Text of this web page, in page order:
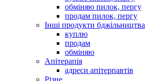
обміняю пилок, пергу
продам пилок, пергу
Інші продукти бджільництва
куплю
продам
обміняю
Апітерапія
адреси апітерпавтів
Різне